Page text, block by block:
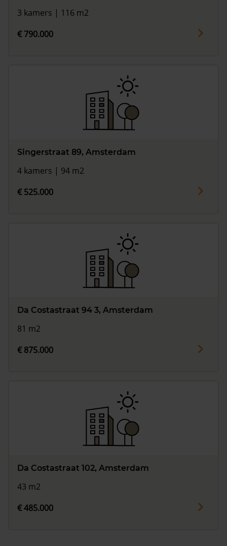
3 kamers | 116 m2
€ 790.000
Singerstraat 89, Amsterdam
4 kamers | 94 m2
€ 525.000
Da Costastraat 94 3, Amsterdam
81 m2
€ 875.000
Da Costastraat 102, Amsterdam
43 m2
€ 485.000